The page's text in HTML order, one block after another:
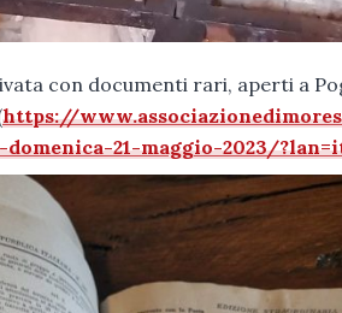
con documenti rari, aperti a
https://
21-maggio-2023/